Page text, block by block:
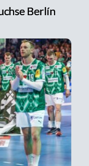
Berlín